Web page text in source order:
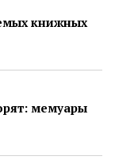
книжных
мемуары